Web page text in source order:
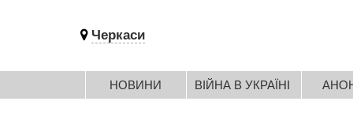
Черкаси
НОВИНИ ВІЙНА В УКРАЇНІ